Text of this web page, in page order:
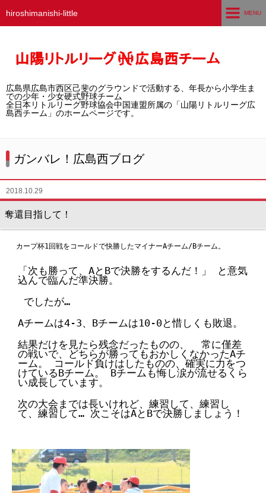
hiroshimanishi-little
広島県広島市西区己斐のグラウンドで活動する、年長から小学生ま
での少年・少女硬式野球チーム
全日本リトルリーグ野球協会中国連盟所属の「山陽リトルリーグ広
島西チーム」のホームページです。
MENU
広島西チームとは
選手募集／体験・見学
試合結果
想い出アルバム
ガンバレ！広島西ブログ
寄付のお願い
質問コーナー Ｑ＆Ａ
ガンバレ！広島西ブログ
2018.10.29
奪還目指して！
カープ杯1回戦をコールドで快勝したマイナーAチーム/Bチーム。
「次も勝って、AとBで決勝をするんだ！」 と意気
込んで臨んだ準決勝。
でしたが…
Aチームは4-3、Bチームは10-0と惜しくも敗退。
結果だけを見たら残念だったものの、  常に僅差
の戦いで、どちらが勝ってもおかしくなかったAチ
ーム。 コールド負けはしたものの、確実に力をつ
けているBチーム。 Bチームも悔し涙が流せるくら
い成長しています。
次の大会までは長いけれど、練習して、練習し
て、練習して… 次こそはAとBで決勝しましょう！